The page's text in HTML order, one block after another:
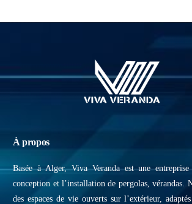
À propos
Basée à Alger, Viva Veranda est une entreprise
conception et l’installation de pergolas, vérandas.
des espaces de vie ouverts sur l’extérieur,